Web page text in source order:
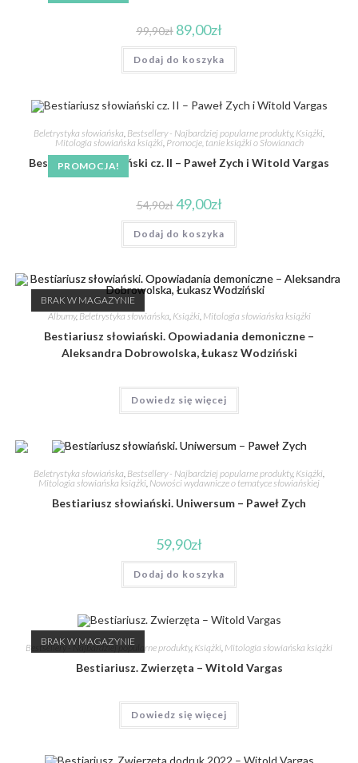
99,90zł 89,00zł
Dodaj do koszyka
PROMOCJA!
Beletrystyka słowiańska Bestsellery - Najbardziej popularne produkty, Książki
Mitologia słowiańska książki, Promocje, tanie książki o Słowianach
Bestiariusz słowiański cz. II – Paweł Zych i Witold Vargas
54,90zł 49,00zł
Dodaj do koszyka
BRAK W MAGAZYNIE
Albumy, Beletrystyka słowiańska, Książki, Mitologia słowiańska książki
Bestiariusz słowiański. Opowiadania demoniczne –
Aleksandra Dobrowolska, Łukasz Wodziński
Dowiedz się więcej
Beletrystyka słowiańska, Bestsellery - Najbardziej popularne produkty, Książki,
Mitologia słowiańska książki, Nowości wydawnicze o tematyce słowiańskiej
Bestiariusz słowiański. Uniwersum – Paweł Zych
59,90zł
Dodaj do koszyka
BRAK W MAGAZYNIE
Bestsellery - Najbardziej popularne produkty, Książki, Mitologia słowiańska książki
Bestiariusz. Zwierzęta – Witold Vargas
Dowiedz się więcej